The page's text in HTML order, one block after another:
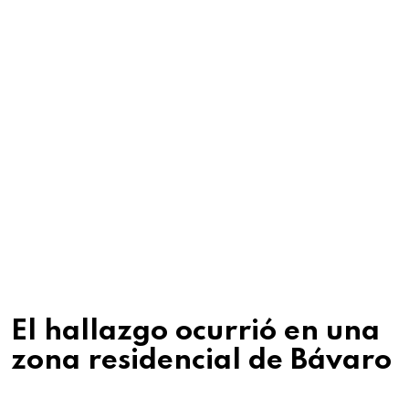
El hallazgo ocurrió en una
zona residencial de Bávaro